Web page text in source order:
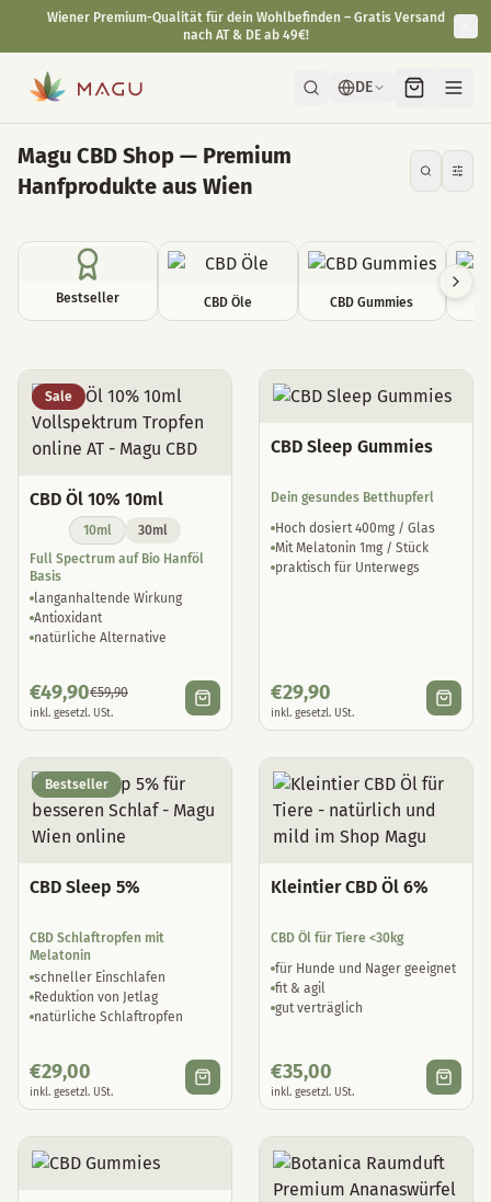
DE
Magu CBD Shop — Premium
Hanfprodukte aus Wien
Bestseller CBD Öle CBD Gummies
Alle Produkte
Sale
CBD Öl 10% 10ml
10ml
30ml
Full Spectrum auf Bio Hanföl
Basis
langanhaltende Wirkung
Antioxidant
natürliche Alternative
€49,90€59,90
inkl. gesetzl. USt.
CBD Sleep Gummies
Dein gesundes Betthupferl
Hoch dosiert 400mg / Glas
Mit Melatonin 1mg / Stück
praktisch für Unterwegs
€29,90
inkl. gesetzl. USt.
Bestseller
CBD Sleep 5%
CBD Schlaftropfen mit
Melatonin
schneller Einschlafen
Reduktion von Jetlag
natürliche Schlaftropfen
€29,00
inkl. gesetzl. USt.
Kleintier CBD Öl 6%
CBD Öl für Tiere <30kg
für Hunde und Nager geeignet
fit & agil
gut verträglich
€35,00
inkl. gesetzl. USt.
Wiener Premium-Qualität für dein Wohlbefinden – Gratis Versand
nach AT & DE ab 49€!